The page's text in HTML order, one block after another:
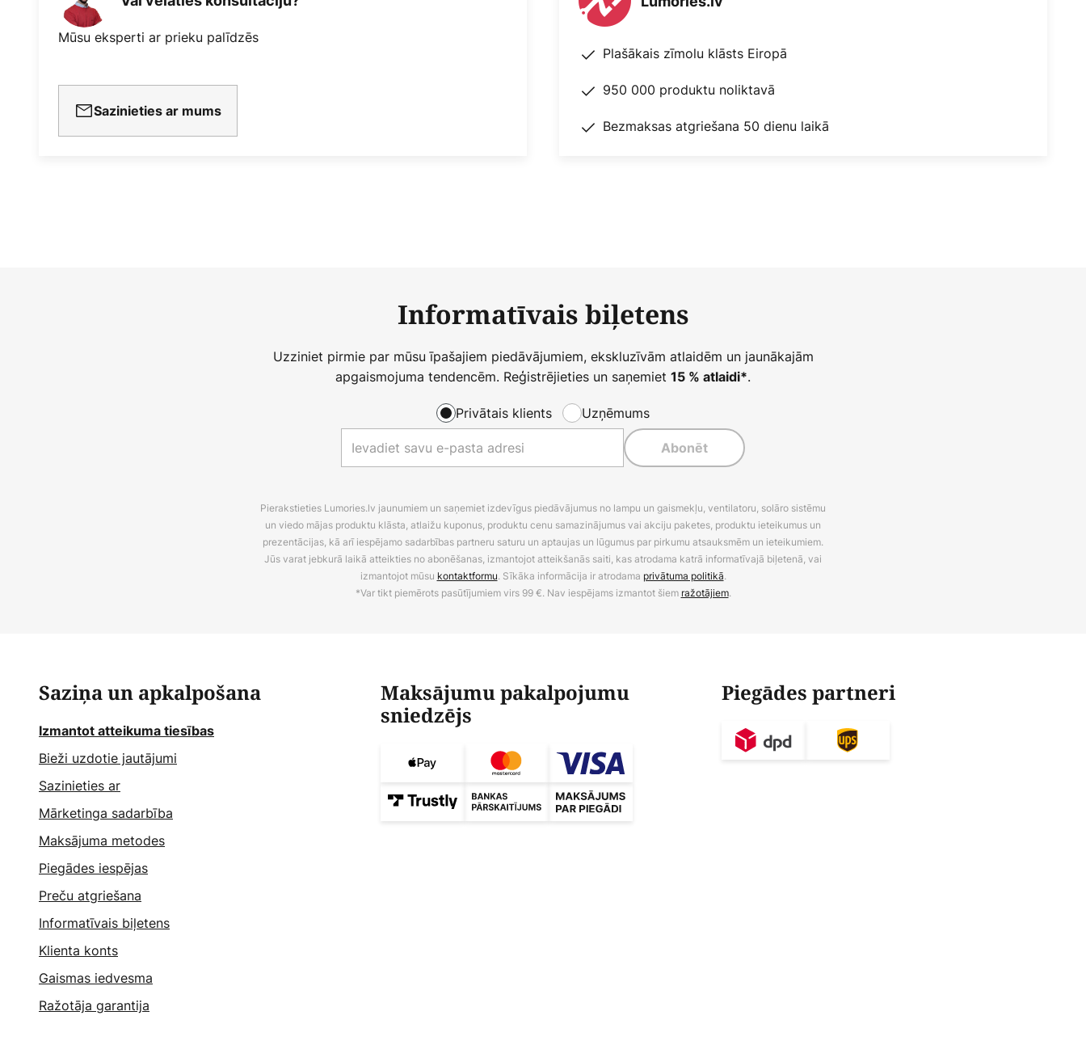
Mūsu eksperti ar prieku palīdzēs
Sazinieties ar mums
Plašākais zīmolu klāsts Eiropā
950 000 produktu noliktavā
Bezmaksas atgriešana 50 dienu laikā
Informatīvais biļetens
Uzziniet pirmie par mūsu īpašajiem piedāvājumiem, ekskluzīvām atlaidēm un jaunākajām
apgaismojuma tendencēm. Reģistrējieties un saņemiet 15 % atlaidi*.
Privātais klients Uzņēmums
Abonēt
Pierakstieties Lumories.lv jaunumiem un saņemiet izdevīgus piedāvājumus no lampu un gaismekļu, ventilatoru, solāro sistēmu
un viedo mājas produktu klāsta, atlaižu kuponus, produktu cenu samazinājumus vai akciju paketes, produktu ieteikumus un
prezentācijas, kā arī iespējamo sadarbības partneru saturu un aptaujas un lūgumus par pirkumu atsauksmēm un ieteikumiem.
Jūs varat jebkurā laikā atteikties no abonēšanas, izmantojot atteikšanās saiti, kas atrodama katrā informatīvajā biļetenā, vai
izmantojot mūsu kontaktformu. Sīkāka informācija ir atrodama privātuma politikā.
*Var tikt piemērots pasūtījumiem virs 99 €. Nav iespējams izmantot šiem ražotājiem.
Saziņa un apkalpošana
Izmantot atteikuma tiesības
Bieži uzdotie jautājumi
Sazinieties ar
Mārketinga sadarbība
Maksājuma metodes
Piegādes iespējas
Preču atgriešana
Informatīvais biļetens
Klienta konts
Gaismas iedvesma
Ražotāja garantija
Maksājumu pakalpojumu
sniedzējs
Piegādes partneri